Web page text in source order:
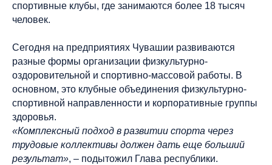
спортивные клубы, где занимаются более 18 тысяч
человек.
Сегодня на предприятиях Чувашии развиваются
разные формы организации физкультурно-
оздоровительной и спортивно-массовой работы. В
основном, это клубные объединения физкультурно-
спортивной направленности и корпоративные группы
здоровья.
«Комплексный подход в развитии спорта через
трудовые коллективы должен дать еще больший
результат», – подытожил Глава республики.